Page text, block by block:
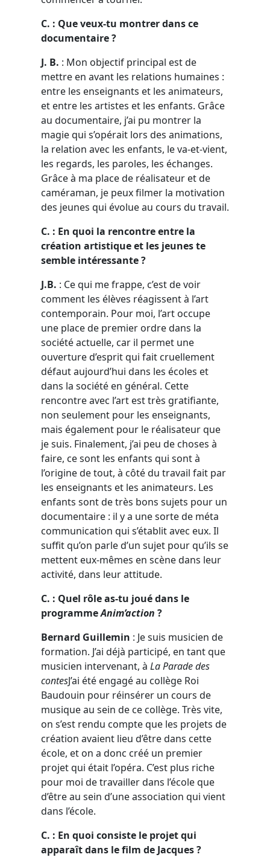
C. : Que veux-tu montrer dans ce
documentaire ?
J. B. : Mon objectif principal est de
mettre en avant les relations humaines :
entre les enseignants et les animateurs,
et entre les artistes et les enfants. Grâce
au documentaire, j’ai pu montrer la
magie qui s’opérait lors des animations,
la relation avec les enfants, le va-et-vient,
les regards, les paroles, les échanges.
Grâce à ma place de réalisateur et de
caméraman, je peux filmer la motivation
des jeunes qui évolue au cours du travail.
C. : En quoi la rencontre entre la
création artistique et les jeunes te
semble intéressante ?
J.B. : Ce qui me frappe, c’est de voir
comment les élèves réagissent à l’art
contemporain. Pour moi, l’art occupe
une place de premier ordre dans la
société actuelle, car il permet une
ouverture d’esprit qui fait cruellement
défaut aujourd’hui dans les écoles et
dans la société en général. Cette
rencontre avec l’art est très gratifiante,
non seulement pour les enseignants,
mais également pour le réalisateur que
je suis. Finalement, j’ai peu de choses à
faire, ce sont les enfants qui sont à
l’origine de tout, à côté du travail fait par
les enseignants et les animateurs. Les
enfants sont de très bons sujets pour un
documentaire : il y a une sorte de méta
communication qui s’établit avec eux. Il
suffit qu’on parle d’un sujet pour qu’ils se
mettent eux-mêmes en scène dans leur
activité, dans leur attitude.
C. : Quel rôle as-tu joué dans le
programmeAnim’action ?
Bernard Guillemin : Je suis musicien de
formation. J’ai déjà participé, en tant que
musicien intervenant, à La Parade des
contesJ’ai été engagé au collège Roi
Baudouin pour réinsérer un cours de
musique au sein de ce collège. Très vite,
on s’est rendu compte que les projets de
création avaient lieu d’être dans cette
école, et on a donc créé un premier
projet qui était l’opéra. C’est plus riche
pour moi de travailler dans l’école que
d’être au sein d’une association qui vient
dans l’école.
C. : En quoi consiste le projet qui
apparaît dans le film de Jacques ?